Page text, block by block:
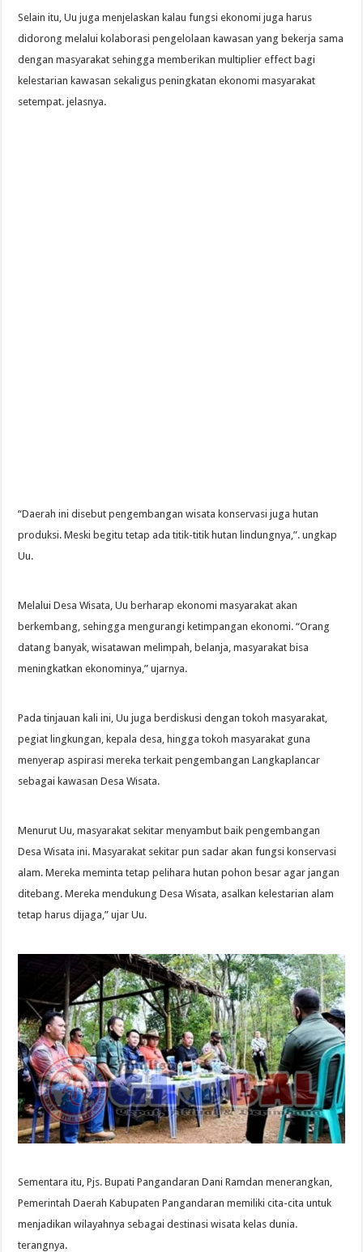
Selain itu, Uu juga menjelaskan kalau fungsi ekonomi juga harus
didorong melalui kolaborasi pengelolaan kawasan yang bekerja sama
dengan masyarakat sehingga memberikan multiplier effect bagi
kelestarian kawasan sekaligus peningkatan ekonomi masyarakat
setempat. jelasnya.
“Daerah ini disebut pengembangan wisata konservasi juga hutan
produksi. Meski begitu tetap ada titik-titik hutan lindungnya,”. ungkap
Uu.
Melalui Desa Wisata, Uu berharap ekonomi masyarakat akan
berkembang, sehingga mengurangi ketimpangan ekonomi. “Orang
datang banyak, wisatawan melimpah, belanja, masyarakat bisa
meningkatkan ekonominya,” ujarnya.
Pada tinjauan kali ini, Uu juga berdiskusi dengan tokoh masyarakat,
pegiat lingkungan, kepala desa, hingga tokoh masyarakat guna
menyerap aspirasi mereka terkait pengembangan Langkaplancar
sebagai kawasan Desa Wisata.
Menurut Uu, masyarakat sekitar menyambut baik pengembangan
Desa Wisata ini. Masyarakat sekitar pun sadar akan fungsi konservasi
alam. Mereka meminta tetap pelihara hutan pohon besar agar jangan
ditebang. Mereka mendukung Desa Wisata, asalkan kelestarian alam
tetap harus dijaga,” ujar Uu.
Sementara itu, Pjs. Bupati Pangandaran Dani Ramdan menerangkan,
Pemerintah Daerah Kabupaten Pangandaran memiliki cita-cita untuk
menjadikan wilayahnya sebagai destinasi wisata kelas dunia.
terangnya.